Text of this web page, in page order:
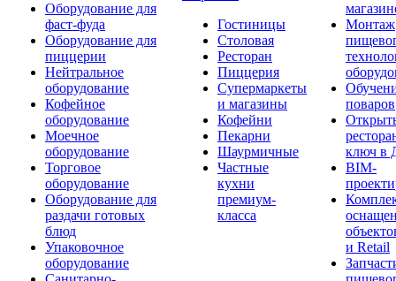
Оборудование для
фаст-фуда
Оборудование для
пиццерии
Нейтральное
оборудование
Кофейное
оборудование
Моечное
оборудование
Торговое
оборудование
Оборудование для
раздачи готовых
блюд
Упаковочное
оборудование
Гостиницы
Столовая
Ресторан
Пиццерия
Супермаркеты
и магазины
Кофейни
Пекарни
Шаурмичные
Частные
кухни
премиум-
класса
Монтаж
поваров
ключ в
BIM-
и Retail